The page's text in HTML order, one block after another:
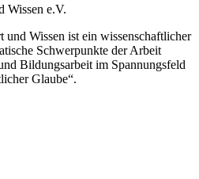
Wissen e.V.
und Wissen ist ein wissenschaftlicher
Schwerpunkte der Arbeit
Bildungsarbeit im Spannungsfeld
Glaube“.